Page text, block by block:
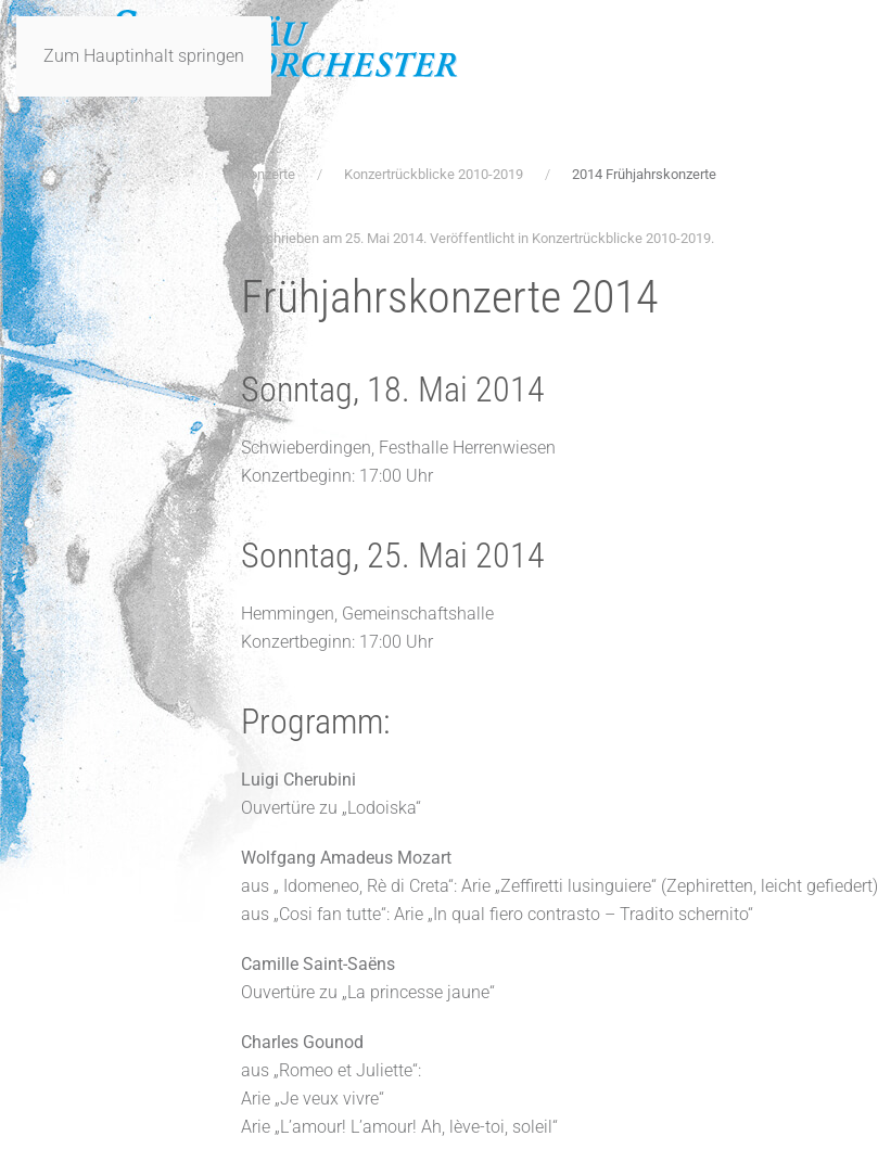
Zum Hauptinhalt springen
Konzerte Konzertrückblicke 2010-2019 2014 Frühjahrskonzerte
Geschrieben am 25. Mai 2014. Veröffentlicht in Konzertrückblicke 2010-2019.
Frühjahrskonzerte 2014
Sonntag, 18. Mai 2014
Schwieberdingen, Festhalle Herrenwiesen
Konzertbeginn: 17:00 Uhr
Sonntag, 25. Mai 2014
Hemmingen, Gemeinschaftshalle
Konzertbeginn: 17:00 Uhr
Programm:
Luigi Cherubini
Ouvertüre zu „Lodoiska“
Wolfgang Amadeus Mozart
aus „ Idomeneo, Rè di Creta“: Arie „Zeffiretti lusinguiere“ (Zephiretten, leicht gefiedert)
aus „Cosi fan tutte“: Arie „In qual fiero contrasto – Tradito schernito“
Camille Saint-Saëns
Ouvertüre zu „La princesse jaune“
Charles Gounod
aus „Romeo et Juliette“:
Arie „Je veux vivre“
Arie „L’amour! L’amour! Ah, lève-toi, soleil“